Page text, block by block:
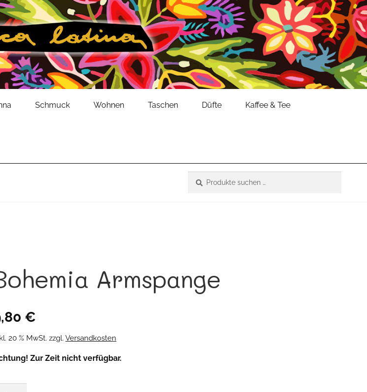
Schmuck Wohnen Taschen Düfte Kaffee & Tee
nach:
Armspange
€
20 % MwSt. zzgl.Versandkosten
Zur Zeit nicht verfügbar.